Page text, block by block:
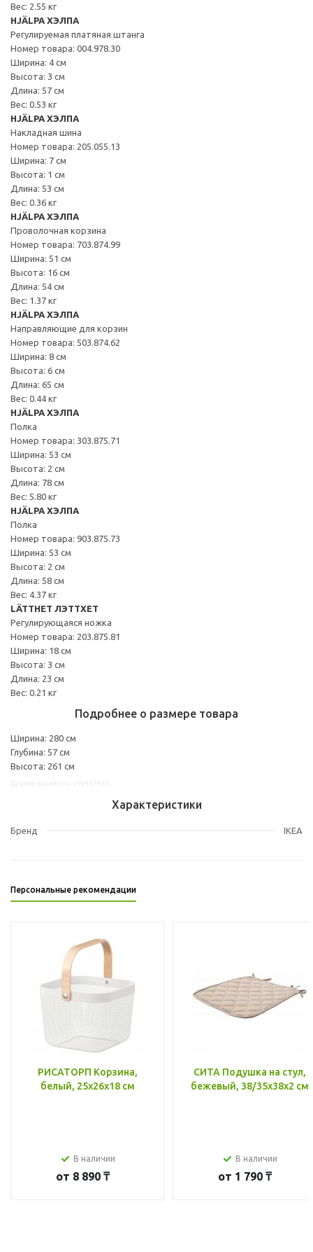
Вес: 2.55 кг
HJÄLPA ХЭЛПА
Регулируемая платяная штанга
Номер товара: 004.978.30
Ширина: 4 см
Высота: 3 см
Длина: 57 см
Вес: 0.53 кг
HJÄLPA ХЭЛПА
Накладная шина
Номер товара: 205.055.13
Ширина: 7 см
Высота: 1 см
Длина: 53 см
Вес: 0.36 кг
HJÄLPA ХЭЛПА
Проволочная корзина
Номер товара: 703.874.99
Ширина: 51 см
Высота: 16 см
Длина: 54 см
Вес: 1.37 кг
HJÄLPA ХЭЛПА
Направляющие для корзин
Номер товара: 503.874.62
Ширина: 8 см
Высота: 6 см
Длина: 65 см
Вес: 0.44 кг
HJÄLPA ХЭЛПА
Полка
Номер товара: 303.875.71
Ширина: 53 см
Высота: 2 см
Длина: 78 см
Вес: 5.80 кг
HJÄLPA ХЭЛПА
Полка
Номер товара: 903.875.73
Ширина: 53 см
Высота: 2 см
Длина: 58 см
Вес: 4.37 кг
LÄTTHET ЛЭТТХЕТ
Регулирующаяся ножка
Номер товара: 203.875.81
Ширина: 18 см
Высота: 3 см
Длина: 23 см
Вес: 0.21 кг
Подробнее о размере товара
Ширина: 280 см
Глубина: 57 см
Высота: 261 см
Характеристики
Бренд IKEA
Персональные рекомендации
РИСАТОРП Корзина,
белый, 25x26x18 см
В наличии
от 8 890 ₸
СИТА Подушка на стул,
бежевый, 38/35x38x2 см
В наличии
от 1 790 ₸